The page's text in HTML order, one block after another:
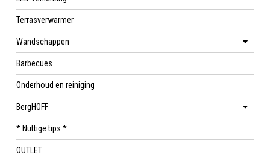
Terrasverwarmer
Wandschappen
Barbecues
Onderhoud en reiniging
BergHOFF
* Nuttige tips *
OUTLET